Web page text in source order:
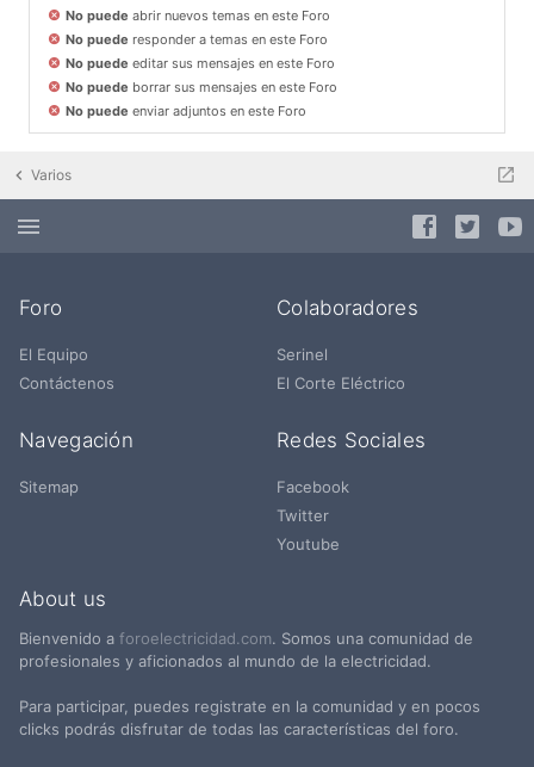
No puede abrir nuevos temas en este Foro
No puede responder a temas en este Foro
No puede editar sus mensajes en este Foro
No puede borrar sus mensajes en este Foro
No puede enviar adjuntos en este Foro
Varios
Foro
El Equipo
Contáctenos
Colaboradores
Serinel
El Corte Eléctrico
Navegación
Sitemap
Redes Sociales
Facebook
Twitter
Youtube
About us
Bienvenido a foroelectricidad.com. Somos una comunidad de
profesionales y aficionados al mundo de la electricidad.
Para participar, puedes registrate en la comunidad y en pocos
clicks podrás disfrutar de todas las características del foro.